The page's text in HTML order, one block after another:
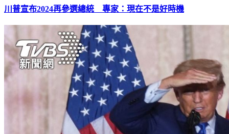
川普宣布2024再參選總統 專家：現在不是好時機